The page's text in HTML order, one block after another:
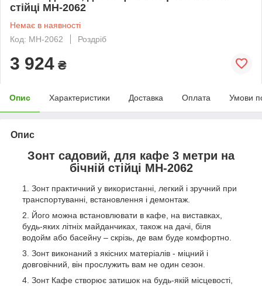
стійці MH-2062
Немає в наявності
Код: MH-2062
Роздріб
3 924 ₴
Опис Характеристики Доставка Оплата Умови
Опис
Зонт садовий, для кафе 3 метри на
бічній стійці MH-2062
Зонт практичний у використанні, легкий і зручний при
транспортуванні, встановлення і демонтаж.
Його можна встановлювати в кафе, на виставках,
будь-яких літніх майданчиках, також на дачі, біля
водойм або басейну – скрізь, де вам буде комфортно.
Зонт виконаний з якісних матеріалів - міцний і
довговічний, він прослужить вам не один сезон.
Зонт Кафе створює затишок на будь-якій місцевості,